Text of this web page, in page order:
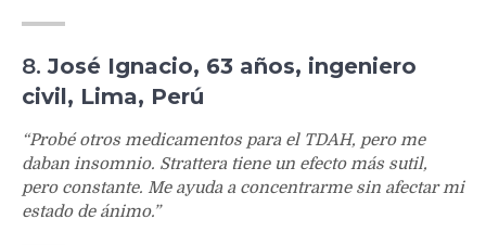
8. José Ignacio, 63 años, ingeniero
civil, Lima, Perú
“Probé otros medicamentos para el TDAH, pero me
daban insomnio. Strattera tiene un efecto más sutil,
pero constante. Me ayuda a concentrarme sin afectar mi
estado de ánimo.”